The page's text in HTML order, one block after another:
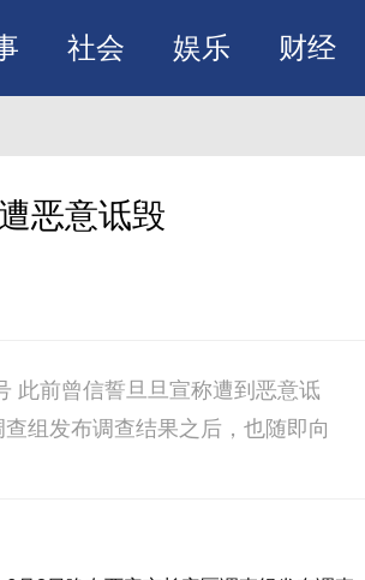
社会 娱乐 财经
恶意诋毁
此前曾信誓旦旦宣称遭到恶意诋
组发布调查结果之后，也随即向